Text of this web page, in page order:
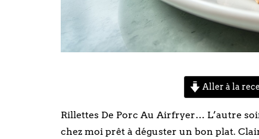
Aller à la
Rillettes De Porc Au Airfryer… L’autre
chez moi prêt à déguster un bon plat.